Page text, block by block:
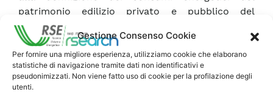
Gestione Consenso Cookie
Per fornire una migliore esperienza, utilizziamo cookie che elaborano
statistiche di navigazione tramite dati non identificativi e
pseudonimizzati. Non viene fatto uso di cookie per la profilazione degli
utenti.
patrimonio edilizio privato e pubblico del
territorio e ad individuare possibili scenari di
riqualificazione energetica. In tale ambito è stata
fatta una apposita valutazione proprio
sull’edilizia scolastica. 
Per supportare la pubblica amministrazione nel